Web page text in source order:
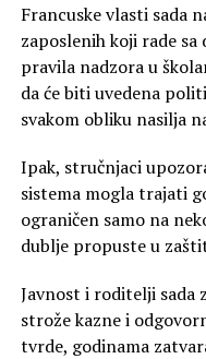
Francuske vlasti sada
zaposlenih koji rade
pravila nadzora u
da će biti uvedena
svakom obliku nasilja
Ipak, stručnjaci
sistema mogla trajati
ograničen samo na
dublje propuste u
Javnost i roditelji sada
strože kazne i
tvrde, godinama